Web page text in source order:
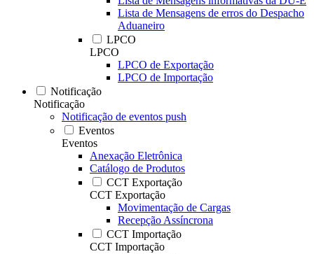
Lista de Mensagens de erros do Despacho
Aduaneiro
LPCO
LPCO
LPCO de Exportação
LPCO de Importação
Notificação
Notificação
Notificação de eventos push
Eventos
Eventos
Anexação Eletrônica
Catálogo de Produtos
CCT Exportação
CCT Exportação
Movimentação de Cargas
Recepção Assíncrona
CCT Importação
CCT Importação